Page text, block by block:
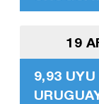
19
9,93 UYU